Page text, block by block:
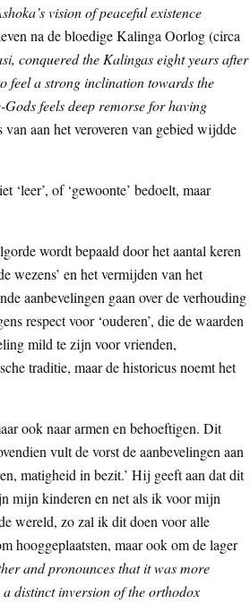
vision of peaceful existence
na de bloedige Kalinga Oorlog (circa
conquered the Kalingas eight years after
feel a strong inclination towards the
feels deep remorse for having
aan het veroveren van gebied wijdde
of ‘gewoonte’ bedoelt, maar
wordt bepaald door het aantal keren
wezens’ en het vermijden van het
aanbevelingen gaan over de verhouding
respect voor ‘ouderen’, die de waarden
mild te zijn voor vrienden,
traditie, maar de historicus noemt het
ook naar armen en behoeftigen. Dit
vult de vorst de aanbevelingen aan
matigheid in bezit.’ Hij geeft aan dat dit
mijn kinderen en net als ik voor mijn
wereld, zo zal ik dit doen voor alle
hooggeplaatsten, maar ook om de lager
and pronounces that it was more
distinct inversion of the orthodox